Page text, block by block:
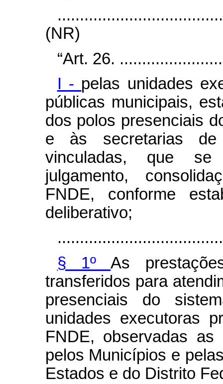
(NR)
“Art. 26.
I - pelas unidades
públicas municipais,
dos polos presenciais
e às secretarias
vinculadas, que se
julgamento,
FNDE, conforme
deliberativo;
§ 1ºAs
transferidos para
presenciais do
unidades executoras
FNDE, observadas
pelos Municípios e
Estados e do Distrito